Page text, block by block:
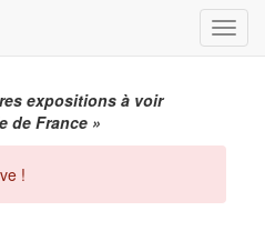
Menu
expositions à voir
de France »
!